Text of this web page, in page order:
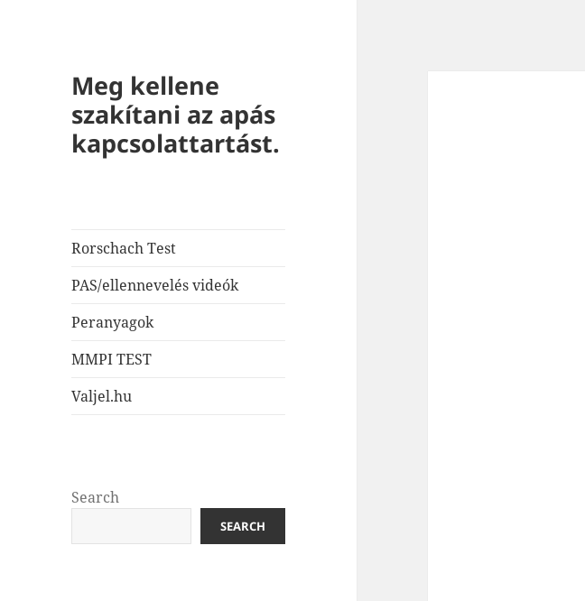
Meg kellene
szakítani az apás
kapcsolattartást.
Rorschach Test
PAS/ellennevelés videók
Peranyagok
MMPI TEST
Valjel.hu
Search
SEARCH